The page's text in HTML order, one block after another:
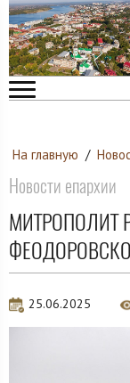
На главную /
Новости епархии
МИТРОПОЛИТ
25.06.2025